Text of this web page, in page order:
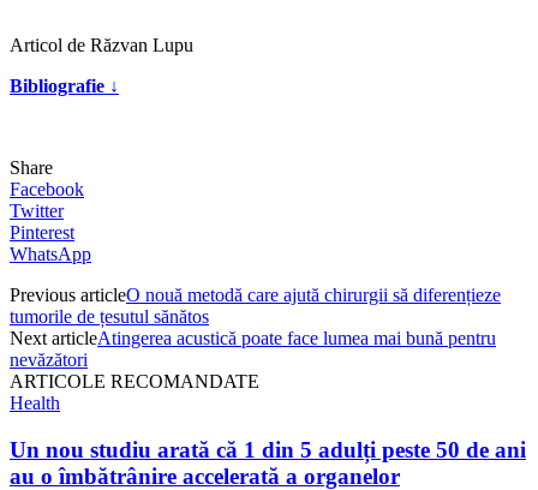
Articol de Răzvan Lupu
Bibliografie ↓
Share
Facebook
Twitter
Pinterest
WhatsApp
Previous articleO nouă metodă care ajută chirurgii să diferențieze
tumorile de țesutul sănătos
Next articleAtingerea acustică poate face lumea mai bună pentru
nevăzători
ARTICOLE RECOMANDATE
Health
Un nou studiu arată că 1 din 5 adulți peste 50 de ani
au o îmbătrânire accelerată a organelor